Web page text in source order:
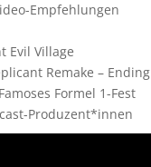
Empfehlungen
Evil Village
Remake –
Formel 1-Fest
Produzent*innen